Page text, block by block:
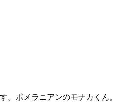
。ポメラニアンのモナカくん。